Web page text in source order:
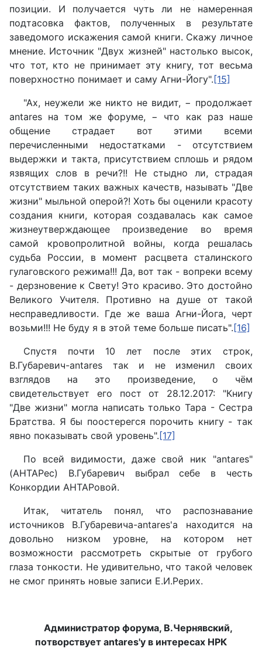
позиции. И получается чуть ли не намеренная
подтасовка фактов, полученных в результате
заведомого искажения самой книги. Скажу личное
мнение. Источник "Двух жизней" настолько высок,
что тот, кто не принимает эту книгу, тот весьма
поверхностно понимает и саму Агни-Йогу".[15]
"Ах, неужели же никто не видит, − продолжает
antares на том же форуме, − что как раз наше
общение страдает вот этими всеми
перечисленными недостатками - отсутствием
выдержки и такта, присутствием сплошь и рядом
язвящих слов в речи?!! Не стыдно ли, страдая
отсутствием таких важных качеств, называть "Две
жизни" мыльной оперой?! Хоть бы оценили красоту
создания книги, которая создавалась как самое
жизнеутверждающее произведение во время
самой кровопролитной войны, когда решалась
судьба России, в момент расцвета сталинского
гулаговского режима!!! Да, вот так - вопреки всему
- дерзновение к Свету! Это красиво. Это достойно
Великого Учителя. Противно на душе от такой
несправедливости. Где же ваша Агни-Йога, черт
возьми!!! Не буду я в этой теме больше писать".[16]
Спустя почти 10 лет после этих строк,
В.Губаревич-antares так и не изменил своих
взглядов на это произведение, о чём
свидетельствует его пост от 28.12.2017: "Книгу
"Две жизни" могла написать только Тара - Сестра
Братства. Я бы поостерегся порочить книгу - так
явно показывать свой уровень".[17]
По всей видимости, даже свой ник "antares"
(АНТАРес) В.Губаревич выбрал себе в честь
Конкордии АНТАРовой.
Итак, читатель понял, что распознавание
источников В.Губаревича-antares'a находится на
довольно низком уровне, на котором нет
возможности рассмотреть скрытые от грубого
глаза тонкости. Не удивительно, что такой человек
не смог принять новые записи Е.И.Рерих.
Администратор форума, В.Чернявский,
потворствует antares'у в интересах НРК